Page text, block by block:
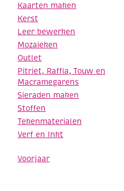
Kaarten maken
Kerst
Leer bewerken
Mozaieken
Outlet
Pitriet, Raffia, Touw en
Macramegarens
Sieraden maken
Stoffen
Tekenmaterialen
Verf en Inkt
Voorjaar